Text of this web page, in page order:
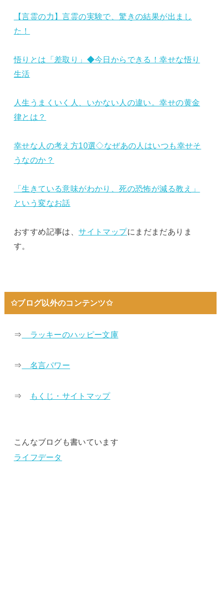
【言霊の力】言霊の実験で、驚きの結果が出まし
た！
悟りとは「差取り」◆今日からできる！幸せな悟り
生活
人生うまくいく人、いかない人の違い。幸せの黄金
律とは？
幸せな人の考え方10選◇なぜあの人はいつも幸せそ
うなのか？
「生きている意味がわかり、死の恐怖が減る教え」
という変なお話
おすすめ記事は、サイトマップにまだまだありま
す。
✩ブログ以外のコンテンツ✩
⇒ ラッキーのハッピー文庫
⇒ 名言パワー
⇒ もくじ・サイトマップ
こんなブログも書いています
ライフデータ